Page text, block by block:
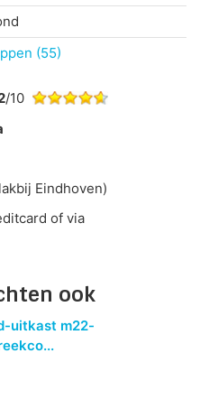
(55)
/10
Eindhoven)
of via
ook
uitkast m22-